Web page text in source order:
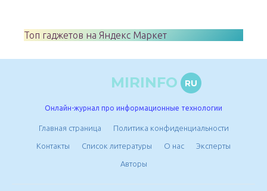
Топ гаджетов на Яндекс Маркет
MIRINFO RU
Онлайн-журнал про информационные технологии
Главная страница Политика конфиденциальности
Контакты Список литературы О нас Эксперты
Авторы